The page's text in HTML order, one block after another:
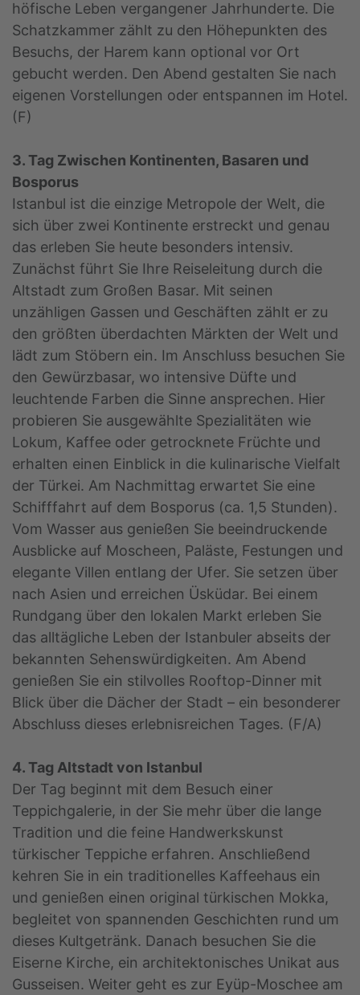
höfische Leben vergangener Jahrhunderte. Die
Schatzkammer zählt zu den Höhepunkten des
Besuchs, der Harem kann optional vor Ort
gebucht werden. Den Abend gestalten Sie nach
eigenen Vorstellungen oder entspannen im Hotel.
(F)
3. Tag Zwischen Kontinenten, Basaren und
Bosporus
Istanbul ist die einzige Metropole der Welt, die
sich über zwei Kontinente erstreckt und genau
das erleben Sie heute besonders intensiv.
Zunächst führt Sie Ihre Reiseleitung durch die
Altstadt zum Großen Basar. Mit seinen
unzähligen Gassen und Geschäften zählt er zu
den größten überdachten Märkten der Welt und
lädt zum Stöbern ein. Im Anschluss besuchen Sie
den Gewürzbasar, wo intensive Düfte und
leuchtende Farben die Sinne ansprechen. Hier
probieren Sie ausgewählte Spezialitäten wie
Lokum, Kaffee oder getrocknete Früchte und
erhalten einen Einblick in die kulinarische Vielfalt
der Türkei. Am Nachmittag erwartet Sie eine
Schifffahrt auf dem Bosporus (ca. 1,5 Stunden).
Vom Wasser aus genießen Sie beeindruckende
Ausblicke auf Moscheen, Paläste, Festungen und
elegante Villen entlang der Ufer. Sie setzen über
nach Asien und erreichen Üsküdar. Bei einem
Rundgang über den lokalen Markt erleben Sie
das alltägliche Leben der Istanbuler abseits der
bekannten Sehenswürdigkeiten. Am Abend
genießen Sie ein stilvolles Rooftop-Dinner mit
Blick über die Dächer der Stadt – ein besonderer
Abschluss dieses erlebnisreichen Tages. (F/A)
4. Tag Altstadt von Istanbul
Der Tag beginnt mit dem Besuch einer
Teppichgalerie, in der Sie mehr über die lange
Tradition und die feine Handwerkskunst
türkischer Teppiche erfahren. Anschließend
kehren Sie in ein traditionelles Kaffeehaus ein
und genießen einen original türkischen Mokka,
begleitet von spannenden Geschichten rund um
dieses Kultgetränk. Danach besuchen Sie die
Eiserne Kirche, ein architektonisches Unikat aus
Gusseisen. Weiter geht es zur Eyüp-Moschee am